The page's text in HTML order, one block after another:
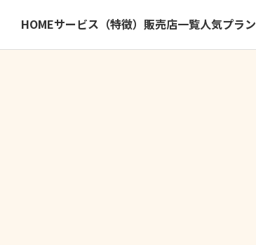
HOMEサービス（特徴） 販売店一覧人気プラン